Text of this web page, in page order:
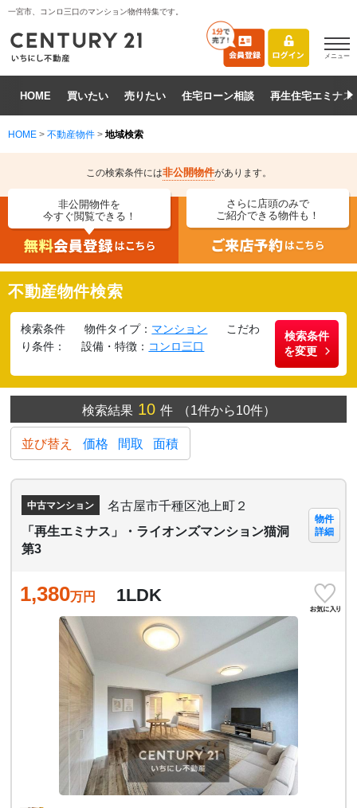
一宮市、コンロ三口のマンション物件特集です。
メニュー
HOME 買いたい 売りたい 住宅ローン相談 再生住宅エミナス
HOME > 不動産物件 > 地域検索
この検索条件には非公開物件があります。
非公開物件を
今すぐ閲覧できる！
さらに店頭のみで
ご紹介できる物件も！
不動産物件検索
検索条件 物件タイプ： マンション
こだわ
り条件：
設備・特徴： コンロ三口
検索条件
を変更
検索結果10 件 （1件から10件）
並び替え 価格 間取 面積
中古マンション
名古屋市千種区池上町２
「再生エミナス」・ライオンズマンション猫洞
第3
物件
詳細
1,380万円 1LDK